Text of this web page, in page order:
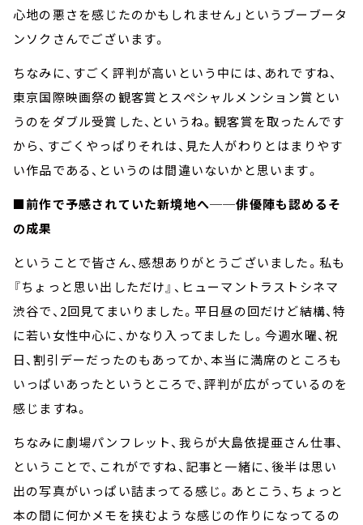
心地の悪さを感じたのかもしれません」というブーブータ
ンソクさんでございます。
ちなみに、すごく評判が高いという中には、あれですね、
東京国際映画祭の観客賞とスペシャルメンション賞とい
うのをダブル受賞した、というね。観客賞を取ったんです
から、すごくやっぱりそれは、見た人がわりとはまりやす
い作品である、というのは間違いないかと思います。
■前作で予感されていた新境地へ──俳優陣も認めるそ
の成果
ということで皆さん、感想ありがとうございました。私も
『ちょっと思い出しただけ』、ヒューマントラストシネマ
渋谷で、2回見てまいりました。平日昼の回だけど結構、特
に若い女性中心に、かなり入ってましたし。今週水曜、祝
日、割引デーだったのもあってか、本当に満席のところも
いっぱいあったというところで、評判が広がっているのを
感じますね。
ちなみに劇場パンフレット、我らが大島依提亜さん仕事、
ということで、これがですね、記事と一緒に、後半は思い
出の写真がいっぱい詰まってる感じ。あとこう、ちょっと
本の間に何かメモを挟むような感じの作りになってるの